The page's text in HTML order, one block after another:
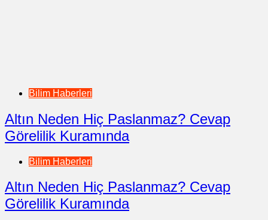
Bilim Haberleri
Altın Neden Hiç Paslanmaz? Cevap
Görelilik Kuramında
Bilim Haberleri
Altın Neden Hiç Paslanmaz? Cevap
Görelilik Kuramında